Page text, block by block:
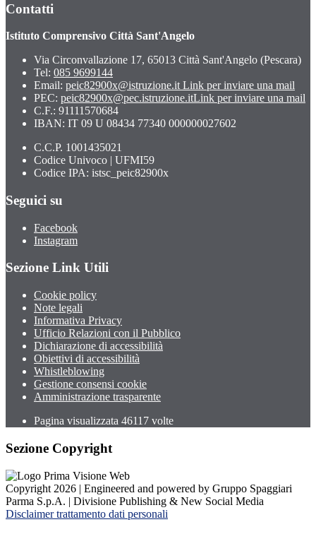
Contatti
Istituto Comprensivo Città Sant'Angelo
Via Circonvallazione 17, 65013 Città Sant'Angelo (Pescara)
Tel: 085 9699144
Email: peic82900x@istruzione.it Link per inviare una mail
PEC: peic82900x@pec.istruzione.itLink per inviare una mail
C.F.: 91111570684
IBAN: IT 09 U 08434 77340 000000027602
C.C.P. 1001435021
Codice Univoco | UFMI59
Codice IPA: istsc_peic82900x
Seguici su
Facebook
Instagram
Sezione Link Utili
Cookie policy
Note legali
Informativa Privacy
Ufficio Relazioni con il Pubblico
Dichiarazione di accessibilità
Obiettivi di accessibilità
Whistleblowing
Gestione consensi cookie
Amministrazione trasparente
Pagina visualizzata 46117 volte
Sezione Copyright
Copyright 2026 | Engineered and powered by Gruppo Spaggiari
Parma S.p.A. | Divisione Publishing & New Social Media
Disclaimer trattamento dati personali